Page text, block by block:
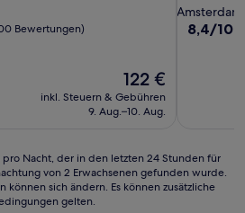
Bewertungen)
Der
Preis
beträgt
122 €
inkl. Steuern & Gebühren
9. Aug.–10. Aug.
Sterne-
Amsterdam
8.4
8,4/10
Nacht, der in den letzten 24 Stunden für
von 2 Erwachsenen gefunden wurde.
können sich ändern. Es können zusätzliche
gelten.